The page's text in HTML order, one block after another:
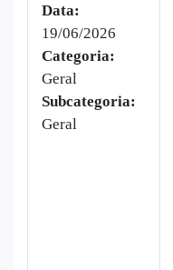
Data:
19/06/2026
Categoria:
Geral
Subcategoria:
Geral